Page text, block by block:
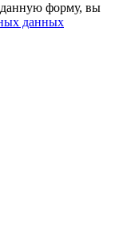
форму, вы
данных